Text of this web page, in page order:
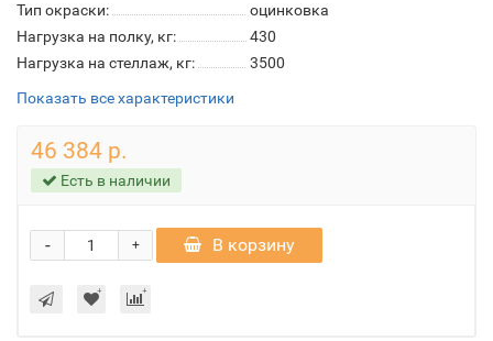
Тип окраски:
оцинковка
Нагрузка на полку, кг:
430
Нагрузка на стеллаж, кг:
3500
Показать все характеристики
46 384 р.
Есть в наличии
+
- В корзину